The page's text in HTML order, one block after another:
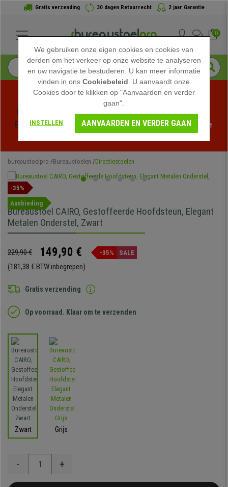
Gratis verzending 30 dagen Retourrecht 2 jaar Garantie
0
Profiteer van de Zomeruitverkoop bij bureaustoelpro!
Exclusieve kortingen voor een beperkte tijd - Bekijk de
bureaustoelpro Bureaustoelen Directiestoelen
-35%
Aanbieding
Bureaustoel CAIRO, Gestoffeerde Hoofdsteun, Elegant
Metalen Onderstel, Zwart
229,90 € 149,90 € -35% SALE
(181,38 € BTW inbegrepen)
Gratis verzending
Op voorraad. Klaar om te verzenden
Zwart Grijs
- +
We gebruiken onze eigen cookies en cookies van
derden om het verkeer op onze website te analyseren
en uw navigatie te bestuderen. U kan meer informatie
vinden in onsCookiebeleid . U aanvaardt onze
Cookies door te klikken op "Aanvaarden en verder
gaan".
INSTELLEN AANVAARDEN EN VERDER GAAN